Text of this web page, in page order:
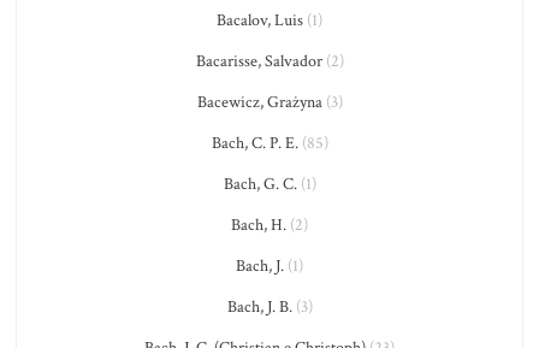
Bacalov, Luis (1)
Bacarisse, Salvador(2)
Bacewicz, Grażyna(3)
Bach, C. P. E.(85)
Bach, G. C.(1)
Bach, H. (2)
Bach, J. (1)
Bach, J. B.(3)